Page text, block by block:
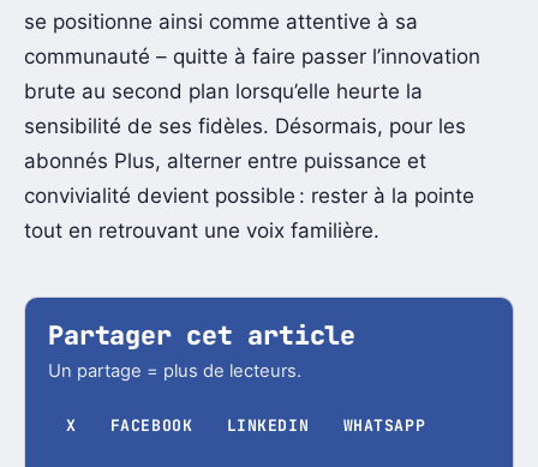
se positionne ainsi comme attentive à sa
communauté – quitte à faire passer l’innovation
brute au second plan lorsqu’elle heurte la
sensibilité de ses fidèles. Désormais, pour les
abonnés Plus, alterner entre puissance et
convivialité devient possible : rester à la pointe
tout en retrouvant une voix familière.
Partager cet article
Un partage = plus de lecteurs.
X FACEBOOK LINKEDIN WHATSAPP